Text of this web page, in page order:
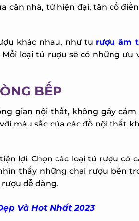
căn nhà, từ hiện đại, tân cổ điển
khác nhau, như tủrượu âm
loại tủ rượu sẽ có những ưu
BẾP
gian nội thất, không gây cảm
màu sắc của các đồ nội thất
lợi. Chọn các loại tủ rượu có
thấy những chai rượu bên
dễ dàng.
Và Hot Nhất 2023